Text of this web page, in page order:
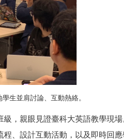
生並肩討論、互動熱絡。
級，親眼見證臺科大英語教學現場
、設計互動活動，以及即時回